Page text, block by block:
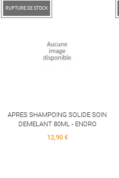
RUPTURE DE STOCK
APRES SHAMPOING SOLIDE SOIN
DEMELANT 80ML - ENDRO
Price
12,90 €